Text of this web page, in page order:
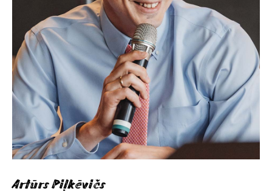
Artūrs Piļkēvičs